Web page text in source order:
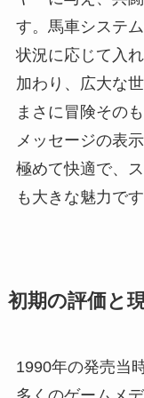
す。馬車システ
状況に応じて入
加わり、広大な
まさに冒険その
メッセージの表
極めて快適で、
も大きな魅力です
初期の評価と
1990年の発売当